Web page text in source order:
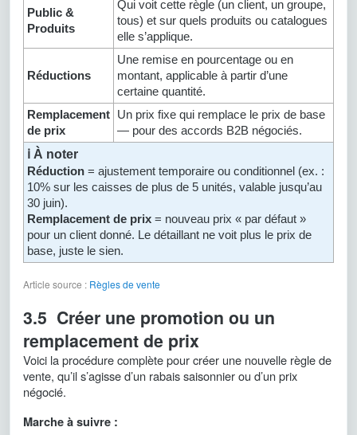
Public &
Produits
Qui voit cette règle (un client, un groupe,
tous) et sur quels produits ou catalogues
elle s’applique.
Réductions
Une remise en pourcentage ou en
montant, applicable à partir d’une
certaine quantité.
Remplacement
de prix
Un prix fixe qui remplace le prix de base
— pour des accords B2B négociés.
ℹ️ À noter
Réduction = ajustement temporaire ou conditionnel (ex. :
10% sur les caisses de plus de 5 unités, valable jusqu’au
30 juin).
Remplacement de prix = nouveau prix « par défaut »
pour un client donné. Le détaillant ne voit plus le prix de
base, juste le sien.
Article source : Règles de vente
3.5 Créer une promotion ou un
remplacement de prix
Voici la procédure complète pour créer une nouvelle règle de
vente, qu’il s’agisse d’un rabais saisonnier ou d’un prix
négocié.
Marche à suivre :